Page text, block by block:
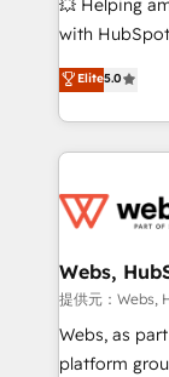
and CRM
Execution •
💥 Helping
with
BBD Boom
to HubSpot
solve all
adoption,
the first time
and build
with other
HubSpot
HubSpot Why us? - SIX HubSpot Accreditations -
Elite5.0
Webs,
提供元：Webs,
Webs, as
platform group of 150